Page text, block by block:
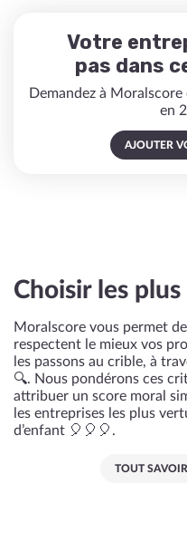
Votre
pas dans
Demandez à
en
AJOUTER
Choisir les
Moralscore vous permet
respectent le mieux vos
les passons au crible, à
🔍. Nous pondérons ces
attribuer un score moral
les entreprises les plus
d’enfant 🎈🎈🎈.
TOUT